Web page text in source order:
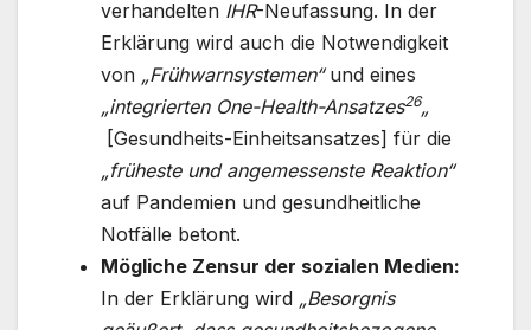
verhandelten IHR-Neufassung. In der
Erklärung wird auch die Notwendigkeit
von „Frühwarnsystemen“und eines
„integrierten One-Health-Ansatzes26„
[Gesundheits-Einheitsansatzes] für die
„früheste und angemessenste Reaktion“
auf Pandemien und gesundheitliche
Notfälle betont.
Mögliche Zensur der sozialen Medien:
In der Erklärung wird „Besorgnis